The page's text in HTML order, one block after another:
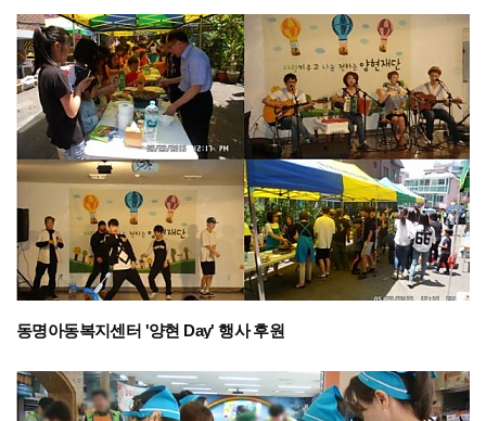
동명아동복지센터 '양현 Day' 행사 후원